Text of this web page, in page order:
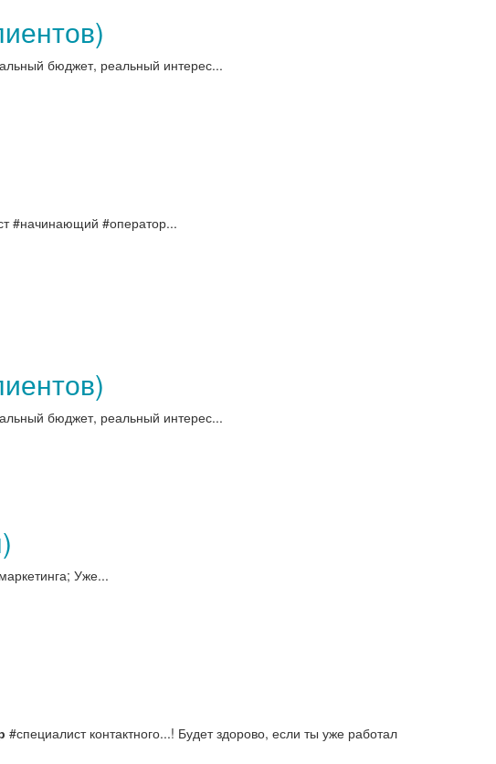
бюджет, реальный интерес...
#начинающий #оператор...
бюджет, реальный интерес...
Уже...
#специалист контактного...! Будет здорово, если ты уже работал